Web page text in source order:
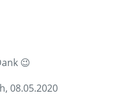
😉
08.05.2020